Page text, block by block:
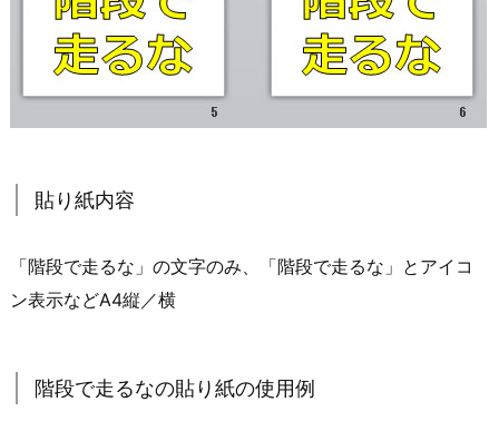
貼り紙内容
「階段で走るな」の文字のみ、「階段で走るな」とアイコ
ン表示などA4縦／横
階段で走るなの貼り紙の使用例